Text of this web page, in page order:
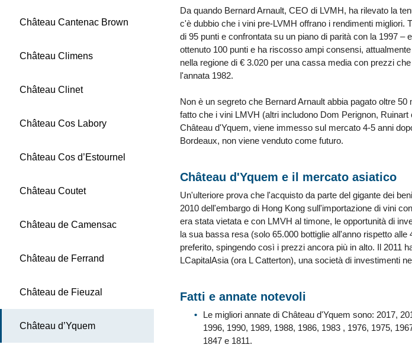
Château Cantenac Brown
Château Climens
Château Clinet
Château Cos Labory
Château Cos d’Estournel
Château Coutet
Château de Camensac
Château de Ferrand
Château de Fieuzal
Château d’Yquem
Da quando Bernard Arnault, CEO di LVMH, ha rilevato la
c'è dubbio che i vini pre-LVMH offrano i rendimenti migliori.
di 95 punti e confrontata su un piano di parità con la 1997
ottenuto 100 punti e ha riscosso ampi consensi,
nella regione di € 3.020 per una cassa media con prezzi
l'annata 1982.
Non è un segreto che Bernard Arnault abbia pagato oltre
fatto che i vini LMVH (altri includono Dom Perignon,
Château d'Yquem, viene immesso sul mercato 4-5 anni
Bordeaux, non viene venduto come futuro.
Château d'Yquem e il mercato asiatico
Un'ulteriore prova che l'acquisto da parte del gigante dei
2010 dell'embargo di Hong Kong sull'importazione di vini
era stata vietata e con LMVH al timone, le opportunità di
la sua bassa resa (solo 65.000 bottiglie all'anno rispetto
preferito, spingendo così i prezzi ancora più in alto. Il 2011
LCapitalAsia (ora L Catterton), una società di investimenti
Fatti e annate notevoli
Le migliori annate di Château d'Yquem sono: 2017,
1996, 1990, 1989, 1988, 1986, 1983 , 1976, 1975,
1847 e 1811.